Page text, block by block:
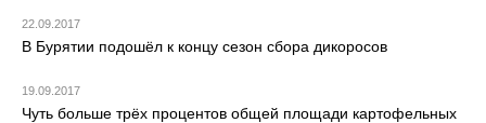
22.09.2017
В Бурятии подошёл к концу сезон сбора дикоросов
19.09.2017
Чуть больше трёх процентов общей площади картофельных